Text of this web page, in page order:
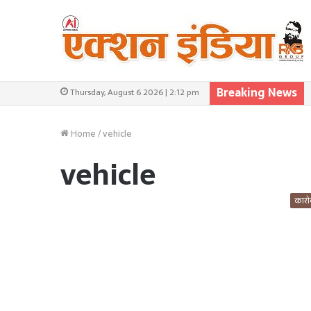
Thursday, August 6 2026 | 2:12 pm Breaking News
Home/vehicle
vehicle